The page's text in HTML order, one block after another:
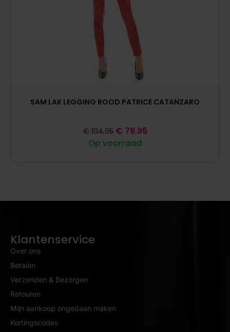
SAM LAK LEGGING ROOD PATRICE CATANZARO
Op voorraad
€ 104,95 € 79,95
Klantenservice
Over ons
Betalen
Verzenden & Bezorgen
Retouren
Mijn aankoop ongedaan maken
Kortingscodes